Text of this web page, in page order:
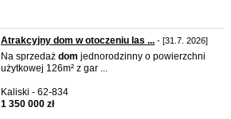
Atrakcyjny dom w otoczeniu las ... - [31.7. 2026]
Na sprzedaż dom jednorodzinny o powierzchni
użytkowej 126m² z gar ...
Kaliski - 62-834
1 350 000 zł